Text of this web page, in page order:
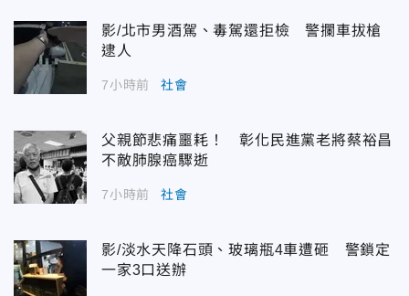
影/北市男酒駕、毒駕還拒檢 警攔車拔槍
逮人
7小時前 社會
父親節悲痛噩耗！ 彰化民進黨老將蔡裕昌
不敵肺腺癌驟逝
7小時前 社會
影/淡水天降石頭、玻璃瓶4車遭砸 警鎖定
一家3口送辦